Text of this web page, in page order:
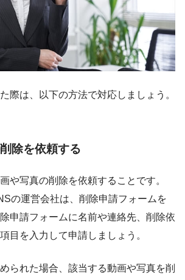
際は、以下の方法で対応しましょう。
除を依頼する
や写真の削除を依頼することです。
の運営会社は、削除申請フォームを
申請フォームに名前や連絡先、削除依
目を入力して申請しましょう。
られた場合、該当する動画や写真を削